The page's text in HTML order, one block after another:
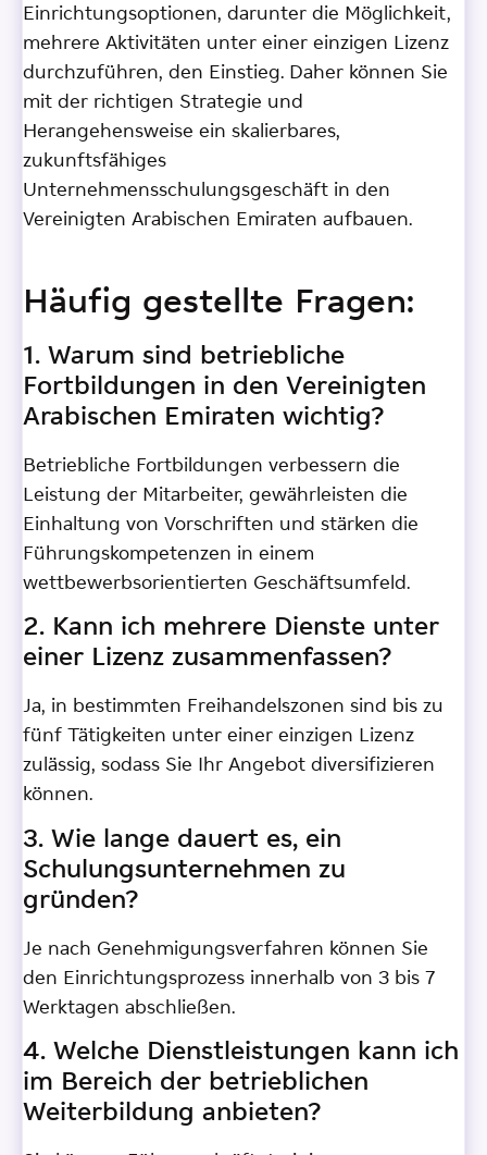
Einrichtungsoptionen, darunter die Möglichkeit,
mehrere Aktivitäten unter einer einzigen Lizenz
durchzuführen, den Einstieg. Daher können Sie
mit der richtigen Strategie und
Herangehensweise ein skalierbares,
zukunftsfähiges
Unternehmensschulungsgeschäft in den
Vereinigten Arabischen Emiraten aufbauen.
Häufig gestellte Fragen:
1. Warum sind betriebliche
Fortbildungen in den Vereinigten
Arabischen Emiraten wichtig?
Betriebliche Fortbildungen verbessern die
Leistung der Mitarbeiter, gewährleisten die
Einhaltung von Vorschriften und stärken die
Führungskompetenzen in einem
wettbewerbsorientierten Geschäftsumfeld.
2. Kann ich mehrere Dienste unter
einer Lizenz zusammenfassen?
Ja, in bestimmten Freihandelszonen sind bis zu
fünf Tätigkeiten unter einer einzigen Lizenz
zulässig, sodass Sie Ihr Angebot diversifizieren
können.
3. Wie lange dauert es, ein
Schulungsunternehmen zu
gründen?
Je nach Genehmigungsverfahren können Sie
den Einrichtungsprozess innerhalb von 3 bis 7
Werktagen abschließen.
4. Welche Dienstleistungen kann ich
im Bereich der betrieblichen
Weiterbildung anbieten?